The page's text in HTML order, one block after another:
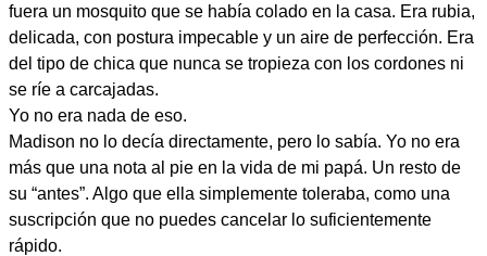
fuera un mosquito que se había colado en la casa. Era rubia,
delicada, con postura impecable y un aire de perfección. Era
del tipo de chica que nunca se tropieza con los cordones ni
se ríe a carcajadas.
Yo no era nada de eso.
Madison no lo decía directamente, pero lo sabía. Yo no era
más que una nota al pie en la vida de mi papá. Un resto de
su “antes”. Algo que ella simplemente toleraba, como una
suscripción que no puedes cancelar lo suficientemente
rápido.